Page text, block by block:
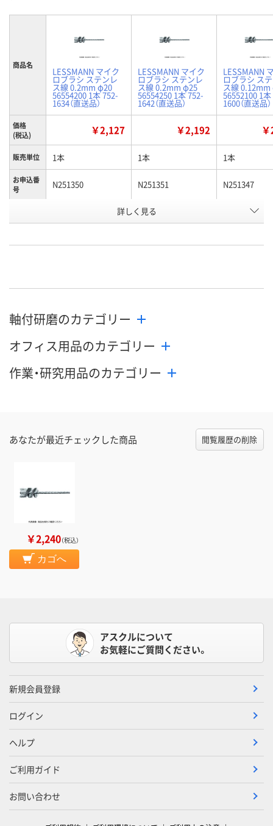
商品名
LESSMANN マイク
ロブラシ ステンレ
ス線 0.2mm φ20
56554200 1本 752-
1634（直送品）
LESSMANN マイク
ロブラシ ステンレ
ス線 0.2mm φ25
56554250 1本 752-
1642（直送品）
LESSMANN
ロブラシ ス
ス線
56552100 1
1600（直送品）
価格
(税込)
￥2,127 ￥2,192
販売単位 1本 1本 1本
お申込番
号
N251350 N251351 N251347
あり
詳しく見る
軸付研磨のカテゴリー
オフィス用品のカテゴリー
作業・研究用品のカテゴリー
あなたが最近チェックした商品 閲覧履歴の削除
￥2,240（税込）
カゴへ
アスクルについて
お気軽にご質問ください。
新規会員登録
ログイン
ヘルプ
ご利用ガイド
お問い合わせ